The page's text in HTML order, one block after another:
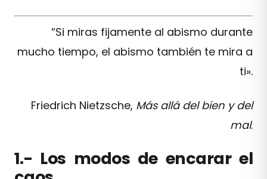
“Si miras fijamente al abismo durante
mucho tiempo, el abismo también te mira a
ti».
Friedrich Nietzsche, Más allá del bien y del
mal.
1.- Los modos de encarar el